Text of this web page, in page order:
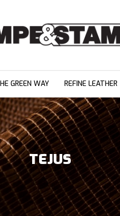
GREEN WAY REFINE LEATHER
TEJUS